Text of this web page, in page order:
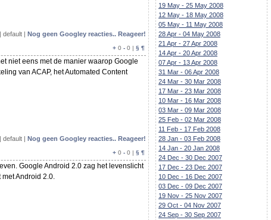
19 May - 25 May 2008
12 May - 18 May 2008
05 May - 11 May 2008
28 Apr - 04 May 2008
21 Apr - 27 Apr 2008
14 Apr - 20 Apr 2008
07 Apr - 13 Apr 2008
31 Mar - 06 Apr 2008
24 Mar - 30 Mar 2008
17 Mar - 23 Mar 2008
10 Mar - 16 Mar 2008
03 Mar - 09 Mar 2008
25 Feb - 02 Mar 2008
11 Feb - 17 Feb 2008
28 Jan - 03 Feb 2008
14 Jan - 20 Jan 2008
24 Dec - 30 Dec 2007
17 Dec - 23 Dec 2007
10 Dec - 16 Dec 2007
03 Dec - 09 Dec 2007
19 Nov - 25 Nov 2007
29 Oct - 04 Nov 2007
24 Sep - 30 Sep 2007
| default | Nog geen Googley reacties.. Reageer!
+ 0 - 0 | § ¶
niet eens met de manier waarop Google
van ACAP, het Automated Content
| default | Nog geen Googley reacties.. Reageer!
+ 0 - 0 | § ¶
Google Android 2.0 zag het levenslicht
Android 2.0.